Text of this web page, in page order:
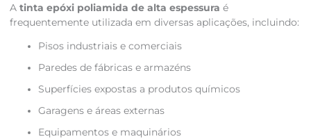
A tinta epóxi poliamida de alta espessura é
frequentemente utilizada em diversas aplicações, incluindo:
Pisos industriais e comerciais
Paredes de fábricas e armazéns
Superfícies expostas a produtos químicos
Garagens e áreas externas
Equipamentos e maquinários